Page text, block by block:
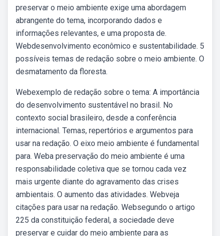
preservar o meio ambiente exige uma abordagem
abrangente do tema, incorporando dados e
informações relevantes, e uma proposta de.
Webdesenvolvimento econômico e sustentabilidade. 5
possíveis temas de redação sobre o meio ambiente. O
desmatamento da floresta.
Webexemplo de redação sobre o tema: A importância
do desenvolvimento sustentável no brasil. No
contexto social brasileiro, desde a conferência
internacional. Temas, repertórios e argumentos para
usar na redação. O eixo meio ambiente é fundamental
para. Weba preservação do meio ambiente é uma
responsabilidade coletiva que se tornou cada vez
mais urgente diante do agravamento das crises
ambientais. O aumento das atividades. Webveja
citações para usar na redação. Websegundo o artigo
225 da constituição federal, a sociedade deve
preservar e cuidar do meio ambiente para as